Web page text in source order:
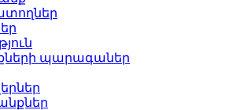
պարագաներ